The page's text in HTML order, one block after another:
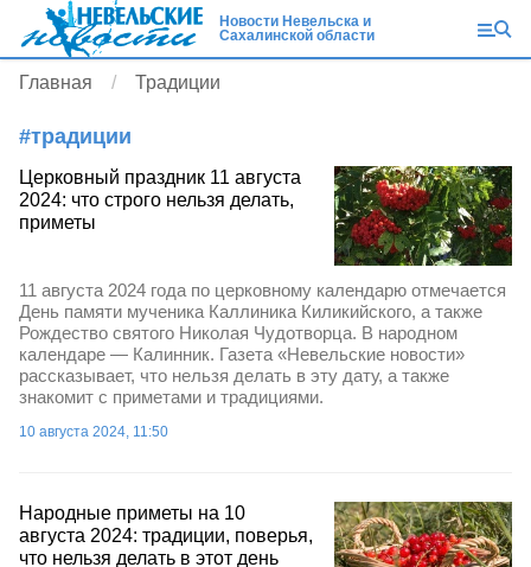
Новости Невельска и
Сахалинской области
Главная Традиции
#традиции
Церковный праздник 11 августа
2024: что строго нельзя делать,
приметы
11 августа 2024 года по церковному календарю отмечается
День памяти мученика Каллиника Киликийского, а также
Рождество святого Николая Чудотворца. В народном
календаре — Калинник. Газета «Невельские новости»
рассказывает, что нельзя делать в эту дату, а также
знакомит с приметами и традициями.
10 августа 2024, 11:50
Народные приметы на 10
августа 2024: традиции, поверья,
что нельзя делать в этот день